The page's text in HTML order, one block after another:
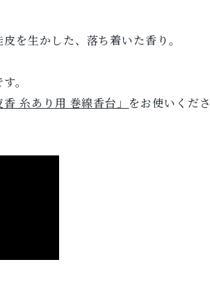
を生かした、落ち着いた香り。
。
香 糸あり用 巻線香台」 をお使いくださ